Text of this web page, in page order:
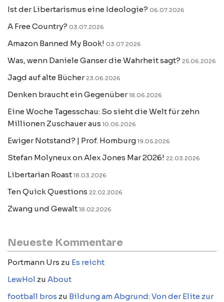
Ist der Libertarismus eine Ideologie? 06.07.2026
A Free Country? 03.07.2026
Amazon Banned My Book! 03.07.2026
Was, wenn Daniele Ganser die Wahrheit sagt? 25.06.2026
Jagd auf alte Bücher 23.06.2026
Denken braucht ein Gegenüber 18.06.2026
Eine Woche Tagesschau: So sieht die Welt für zehn
Millionen Zuschauer aus 10.06.2026
Ewiger Notstand? | Prof. Homburg 19.05.2026
Stefan Molyneux on Alex Jones Mar 2026! 22.03.2026
Libertarian Roast 18.03.2026
Ten Quick Questions 22.02.2026
Zwang und Gewalt 18.02.2026
Neueste Kommentare
Portmann Urs zu Es reicht
LewHol zu About
football bros zu Bildung am Abgrund: Von der Elite zur